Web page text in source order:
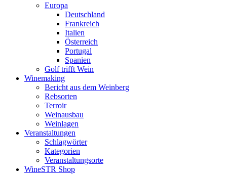
Europa
Deutschland
Frankreich
Italien
Österreich
Portugal
Spanien
Golf trifft Wein
Winemaking
Bericht aus dem Weinberg
Rebsorten
Terroir
Weinausbau
Weinlagen
Veranstaltungen
Schlagwörter
Kategorien
Veranstaltungsorte
WineSTR Shop